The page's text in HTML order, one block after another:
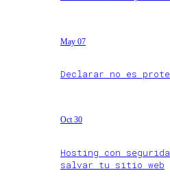
May 07
Declarar no es
Oct 30
Hosting con
salvar tu sitio web